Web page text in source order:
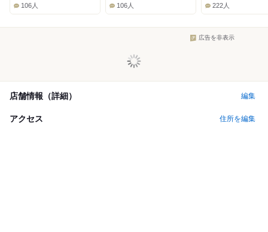
106人
106人
222人
広告を非表示
店舗情報（詳細） 編集
アクセス 住所を編集